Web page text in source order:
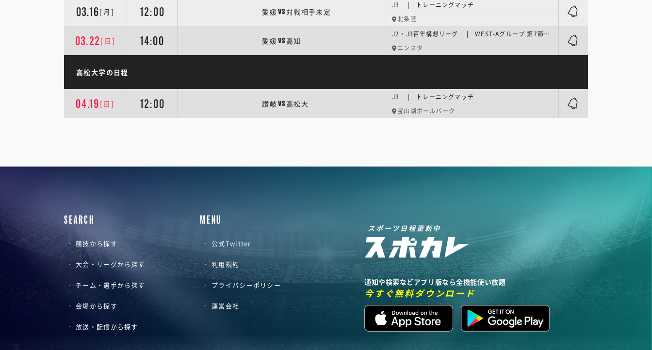
03.16[月] 12:00 愛媛VS対戦相手未定
J3 | トレーニングマッチ
北条陸
03.22 [日] 14:00 愛媛VS 高知
J2・J3百年構想リーグ | WEST-Aグループ 第7節／四国サッカー遍路
ニンスタ
高松大学の日程
04.19 [日] 12:00 讃岐 VS 高松大
J3 | トレーニングマッチ
宝山湖ボールパーク
SEARCH
競技から探す
大会・リーグから探す
チーム・選手から探す
会場から探す
放送・配信から探す
MENU
公式Twitter
利用規約
プライバシーポリシー
運営会社
スポーツ日程更新中
通知や検索などアプリ版なら全機能使い放題
今すぐ無料ダウンロード